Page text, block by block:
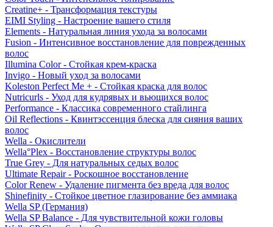
Creatine+ - Трансформация текстуры
EIMI Styling - Настроение вашего стиля
Elements - Натуральная линия ухода за волосами
Fusion - Интенсивное восстановление для поврежденных
волос
Illumina Color - Стойкая крем-краска
Invigo - Новый уход за волосами
Koleston Perfect Me + - Стойкая краска для волос
Nutricurls - Уход для кудрявых и вьющихся волос
Performance - Классика современного стайлинга
Oil Reflections - Квинтэссенция блеска для сияния ваших
волос
Wella - Окислители
Wella°Plex - Восстановление структуры волос
True Grey - Для натуральных седых волос
Ultimate Repair - Роскошное восстановление
Color Renew - Удаление пигмента без вреда для волос
Shinefinity - Стойкое цветное глазирование без аммиака
Wella SP (Германия)
Wella SP Balance - Для чувствительной кожи головы